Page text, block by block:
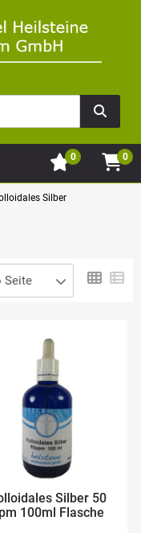
0
0
Silber
Seite
Silber 50
100ml Flasche